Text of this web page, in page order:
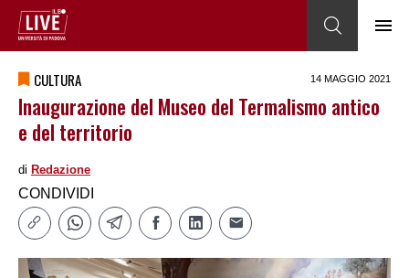
CULTURA 14 MAGGIO 2021
Inaugurazione del Museo del Termalismo antico
e del territorio
di Redazione
CONDIVIDI